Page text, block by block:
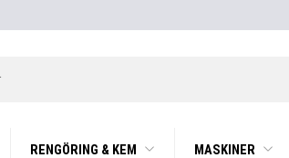
RENGÖRING & KEM MASKINER